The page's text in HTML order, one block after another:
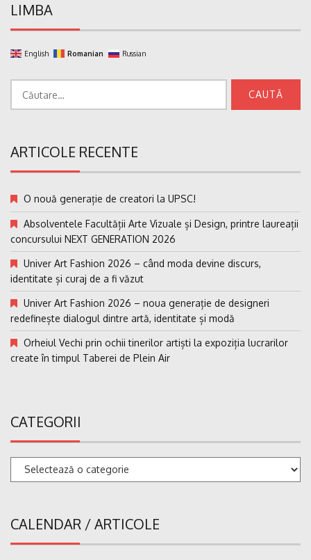
LIMBA
English Romanian Russian
după:
ARTICOLE RECENTE
O nouă generație de creatori la UPSC!
Absolventele Facultății Arte Vizuale și Design, printre laureații
concursului NEXT GENERATION 2026
Univer Art Fashion 2026 – când moda devine discurs,
identitate și curaj de a fi văzut
Univer Art Fashion 2026 – noua generație de designeri
redefinește dialogul dintre artă, identitate și modă
Orheiul Vechi prin ochii tinerilor artiști la expoziția lucrarilor
create în timpul Taberei de Plein Air
CATEGORII
Categorii
CALENDAR / ARTICOLE